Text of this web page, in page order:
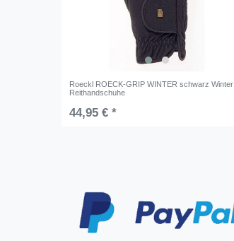
Roeckl ROECK-GRIP WINTER schwarz Winter
Reithandschuhe
44,95 € *